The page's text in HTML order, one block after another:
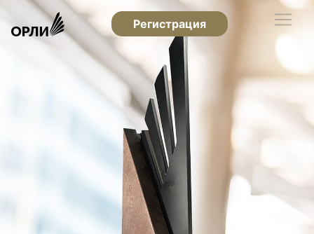
Регистрация